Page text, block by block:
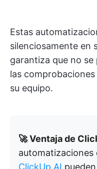
Estas
silenciosamente en
garantiza que no
las
su equipo.
🚀 Ventaja de
automatizaciones
ClickUp AI